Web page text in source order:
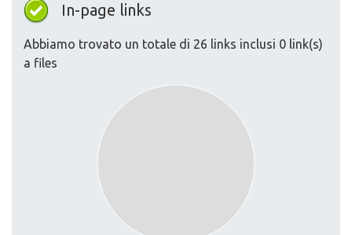
In-page links
Abbiamo trovato un totale di 26 links inclusi 0 link(s)
a files